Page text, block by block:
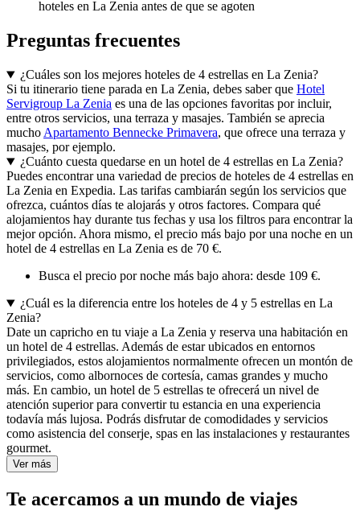
hoteles en La Zenia antes de que se agoten
Preguntas frecuentes
¿Cuáles son los mejores hoteles de 4 estrellas en La Zenia?
Si tu itinerario tiene parada en La Zenia, debes saber que Hotel
Servigroup La Zenia es una de las opciones favoritas por incluir,
entre otros servicios, una terraza y masajes. También se aprecia
mucho Apartamento Bennecke Primavera, que ofrece una terraza y
masajes, por ejemplo.
¿Cuánto cuesta quedarse en un hotel de 4 estrellas en La Zenia?
Puedes encontrar una variedad de precios de hoteles de 4 estrellas en
La Zenia en Expedia. Las tarifas cambiarán según los servicios que
ofrezca, cuántos días te alojarás y otros factores. Compara qué
alojamientos hay durante tus fechas y usa los filtros para encontrar la
mejor opción. Ahora mismo, el precio más bajo por una noche en un
hotel de 4 estrellas en La Zenia es de 70 €.
Busca el precio por noche más bajo ahora: desde 109 €.
¿Cuál es la diferencia entre los hoteles de 4 y 5 estrellas en La
Zenia?
Date un capricho en tu viaje a La Zenia y reserva una habitación en
un hotel de 4 estrellas. Además de estar ubicados en entornos
privilegiados, estos alojamientos normalmente ofrecen un montón de
servicios, como albornoces de cortesía, camas grandes y mucho
más. En cambio, un hotel de 5 estrellas te ofrecerá un nivel de
atención superior para convertir tu estancia en una experiencia
todavía más lujosa. Podrás disfrutar de comodidades y servicios
como asistencia del conserje, spas en las instalaciones y restaurantes
gourmet.
Ver más
Te acercamos a un mundo de viajes